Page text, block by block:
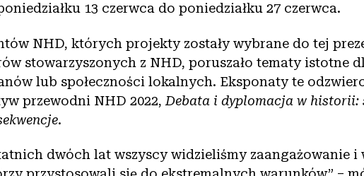
13 czerwca do poniedziałku 27 czerwca.
NHD, których projekty zostały wybrane do tej
stowarzyszonych z NHD, poruszało tematy istotne
lub społeczności lokalnych. Eksponaty te
przewodni NHD 2022, Debata i dyplomacja w historii:
.
dwóch lat wszyscy widzieliśmy zaangażowanie i